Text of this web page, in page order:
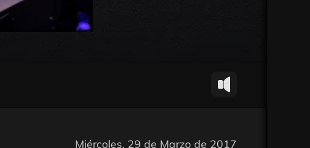
Miércoles, 29 de Marzo de 2017